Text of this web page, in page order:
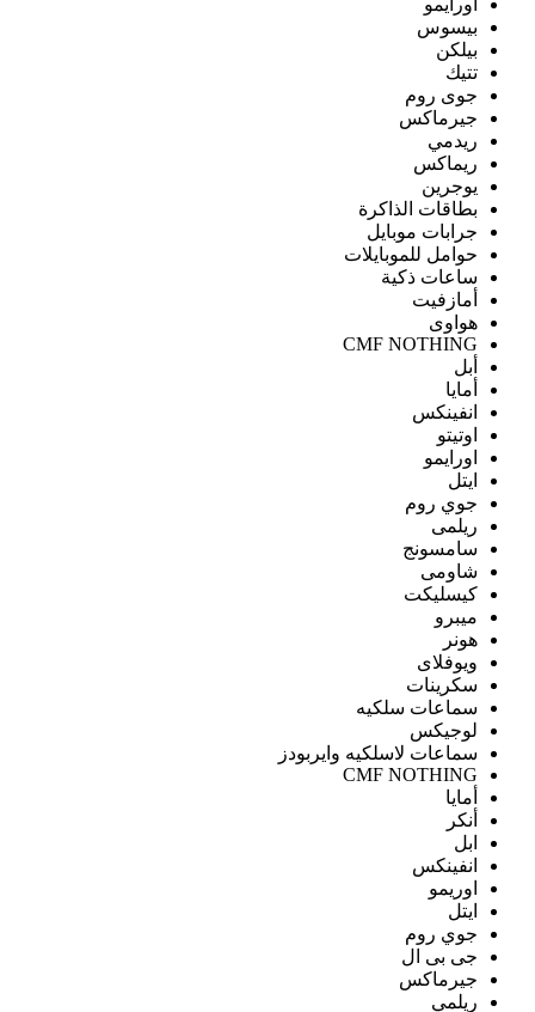
اورايمو
بيسوس
بيلكن
تتيك
جوى روم
جيرماكس
ريدمي
ريماكس
يوجرين
بطاقات الذاكرة
جرابات موبايل
حوامل للموبايلات
ساعات ذكية
أمازفيت
هواوى
CMF NOTHING
أبل
أمايا
انفينكس
اوتيتو
اورايمو
ايتل
جوي روم
ريلمى
سامسونج
شاومى
كيسليكت
ميبرو
هونر
ويوفلاى
سكرينات
سماعات سلكيه
لوجيكس
سماعات لاسلكيه وايربودز
CMF NOTHING
أمايا
أنكر
ابل
انفينكس
اوريمو
ايتل
جوي روم
جى بى ال
جيرماكس
ريلمي